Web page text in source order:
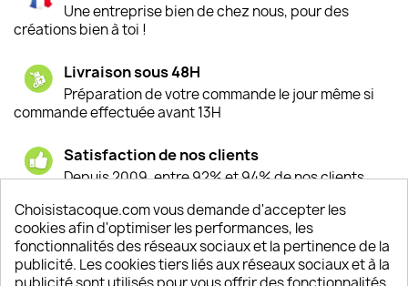
Une entreprise bien de chez nous, pour des
créations bien à toi !
Livraison sous 48H
Préparation de votre commande le jour même si
commande effectuée avant 13H
Satisfaction de nos clients
Depuis 2009, entre 92% et 94% de nos clients
Un SAV à votre écoute
Notre SAV est disponible 6/7J de 10h à 18H
Choisistacoque.com vous demande d'accepter les
cookies afin d'optimiser les performances, les
fonctionnalités des réseaux sociaux et la pertinence de la
publicité. Les cookies tiers liés aux réseaux sociaux et à la